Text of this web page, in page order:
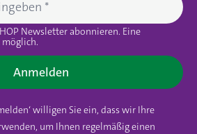
Newsletter abonnieren. Eine
Anmelden
willigen Sie ein, dass wir Ihre
um Ihnen regelmäßig einen